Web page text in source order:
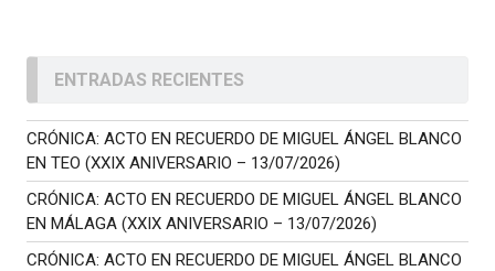
ENTRADAS RECIENTES
CRÓNICA: ACTO EN RECUERDO DE MIGUEL ÁNGEL BLANCO
EN TEO (XXIX ANIVERSARIO – 13/07/2026)
CRÓNICA: ACTO EN RECUERDO DE MIGUEL ÁNGEL BLANCO
EN MÁLAGA (XXIX ANIVERSARIO – 13/07/2026)
CRÓNICA: ACTO EN RECUERDO DE MIGUEL ÁNGEL BLANCO